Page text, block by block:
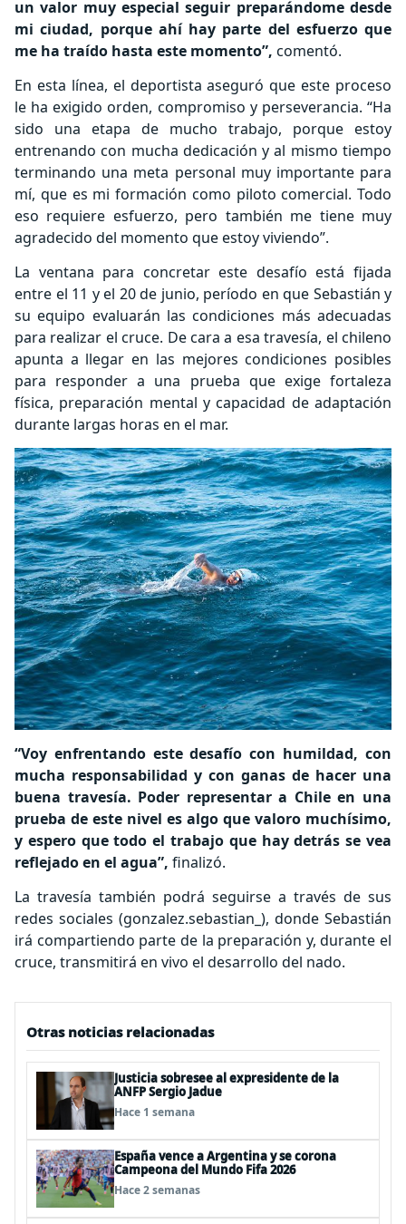
un valor muy especial seguir preparándome desde
mi ciudad, porque ahí hay parte del esfuerzo que
me ha traído hasta este momento”, comentó.
En esta línea, el deportista aseguró que este proceso
le ha exigido orden, compromiso y perseverancia. “Ha
sido una etapa de mucho trabajo, porque estoy
entrenando con mucha dedicación y al mismo tiempo
terminando una meta personal muy importante para
mí, que es mi formación como piloto comercial. Todo
eso requiere esfuerzo, pero también me tiene muy
agradecido del momento que estoy viviendo”.
La ventana para concretar este desafío está fijada
entre el 11 y el 20 de junio, período en que Sebastián y
su equipo evaluarán las condiciones más adecuadas
para realizar el cruce. De cara a esa travesía, el chileno
apunta a llegar en las mejores condiciones posibles
para responder a una prueba que exige fortaleza
física, preparación mental y capacidad de adaptación
durante largas horas en el mar.
“Voy enfrentando este desafío con humildad, con
mucha responsabilidad y con ganas de hacer una
buena travesía. Poder representar a Chile en una
prueba de este nivel es algo que valoro muchísimo,
y espero que todo el trabajo que hay detrás se vea
reflejado en el agua”, finalizó.
La travesía también podrá seguirse a través de sus
redes sociales (gonzalez.sebastian_), donde Sebastián
irá compartiendo parte de la preparación y, durante el
cruce, transmitirá en vivo el desarrollo del nado.
Otras noticias relacionadas
Justicia sobresee al expresidente de la
ANFP Sergio Jadue
Hace 1 semana
España vence a Argentina y se corona
Campeona del Mundo Fifa 2026
Hace 2 semanas